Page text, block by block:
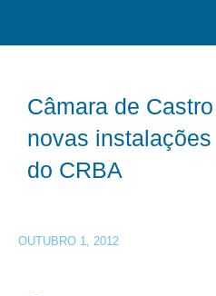
Câmara de
novas
do CRBA
OUTUBRO 1, 2012